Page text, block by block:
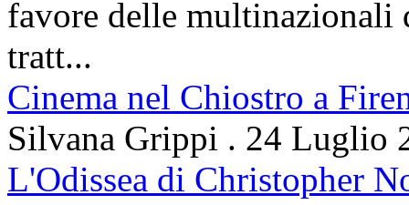
favore delle multinazionali
tratt...
Cinema nel Chiostro a
Silvana Grippi . 24 Luglio
L'Odissea di Christopher